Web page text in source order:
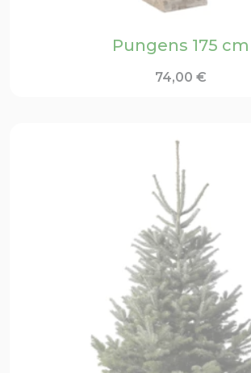
Pungens 175 cm
74,00 €